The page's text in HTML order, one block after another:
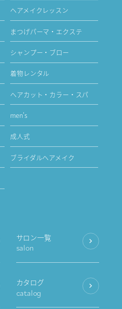
ヘアメイクレッスン
まつげパーマ・エクステ
シャンプー・ブロー
着物レンタル
ヘアカット・カラー・スパ
men's
成人式
ブライダルヘアメイク
サロン一覧
salon
カタログ
catalog